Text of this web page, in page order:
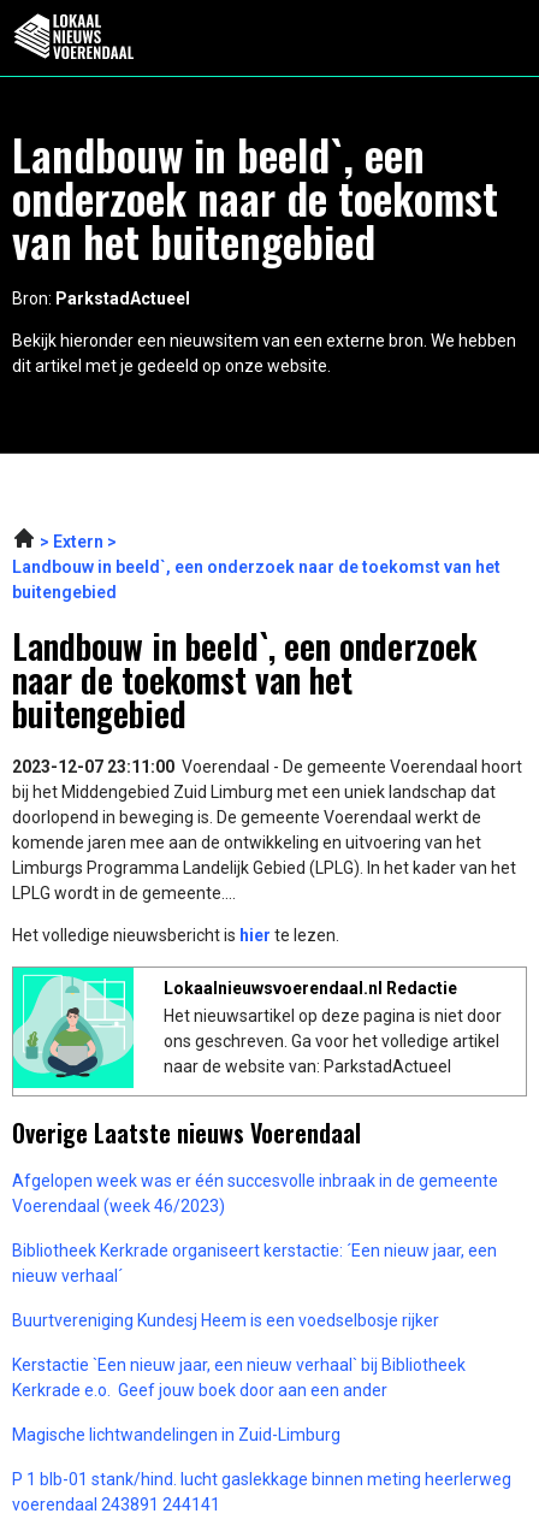
Landbouw in beeld`, een
onderzoek naar de toekomst
van het buitengebied
Bron: ParkstadActueel
Bekijk hieronder een nieuwsitem van een externe bron. We hebben
dit artikel met je gedeeld op onze website.
Extern
Landbouw in beeld`, een onderzoek naar de toekomst van het
buitengebied
Landbouw in beeld`, een onderzoek
naar de toekomst van het
buitengebied
2023-12-07 23:11:00 Voerendaal - De gemeente Voerendaal hoort
bij het Middengebied Zuid Limburg met een uniek landschap dat
doorlopend in beweging is. De gemeente Voerendaal werkt de
komende jaren mee aan de ontwikkeling en uitvoering van het
Limburgs Programma Landelijk Gebied (LPLG). In het kader van het
LPLG wordt in de gemeente....
Het volledige nieuwsbericht is hier te lezen.
Lokaalnieuwsvoerendaal.nl Redactie
Het nieuwsartikel op deze pagina is niet door
ons geschreven. Ga voor het volledige artikel
naar de website van: ParkstadActueel
Overige Laatste nieuws Voerendaal
Afgelopen week was er één succesvolle inbraak in de gemeente
Voerendaal (week 46/2023)
Bibliotheek Kerkrade organiseert kerstactie: ´Een nieuw jaar, een
nieuw verhaal´
Buurtvereniging Kundesj Heem is een voedselbosje rijker
Kerstactie `Een nieuw jaar, een nieuw verhaal` bij Bibliotheek
Kerkrade e.o. Geef jouw boek door aan een ander
Magische lichtwandelingen in Zuid-Limburg
P 1 blb-01 stank/hind. lucht gaslekkage binnen meting heerlerweg
voerendaal 243891 244141